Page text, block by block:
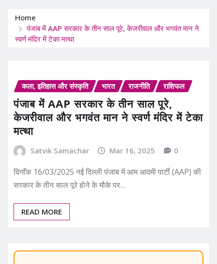
Home
पंजाब में AAP सरकार के तीन साल पूरे, केजरीवाल और भगवंत मान ने
स्वर्ण मंदिर में टेका मत्था
कला, इतिहास और संस्कृति भारत राजनीति राशिफल
पंजाब में AAP सरकार के तीन साल पूरे,
केजरीवाल और भगवंत मान ने स्वर्ण मंदिर में टेका
मत्था
Satvik Samachar Mar 16, 2025 0
दिनाँक 16/03/2025 नई दिल्ली पंजाब में आम आदमी पार्टी (AAP) की
सरकार के तीन साल पूरे होने के मौके पर…
READ MORE